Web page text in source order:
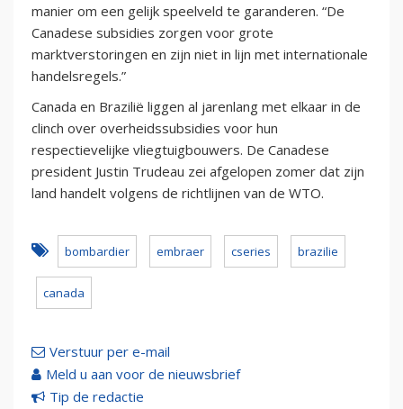
manier om een gelijk speelveld te garanderen. “De
Canadese subsidies zorgen voor grote
marktverstoringen en zijn niet in lijn met internationale
handelsregels.”
Canada en Brazilië liggen al jarenlang met elkaar in de
clinch over overheidssubsidies voor hun
respectievelijke vliegtuigbouwers. De Canadese
president Justin Trudeau zei afgelopen zomer dat zijn
land handelt volgens de richtlijnen van de WTO.
bombardier embraer cseries brazilie
canada
Verstuur per e-mail
Meld u aan voor de nieuwsbrief
Tip de redactie